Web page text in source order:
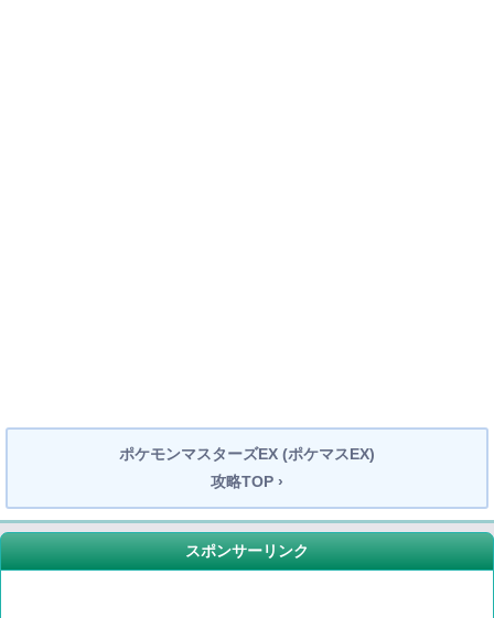
ポケモンマスターズEX (ポケマスEX)
攻略TOP ›
スポンサーリンク